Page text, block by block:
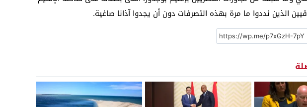
الذين نددوا ما مرة بهذه التصرفات دون أن يجدوا آذانا صاغية.